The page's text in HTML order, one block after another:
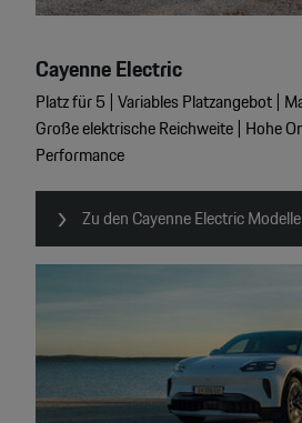
Cayenne Electric
Platz für 5 | Variables Platzangebot |
Große elektrische Reichweite | Hohe
Performance
Zu den Cayenne Electric